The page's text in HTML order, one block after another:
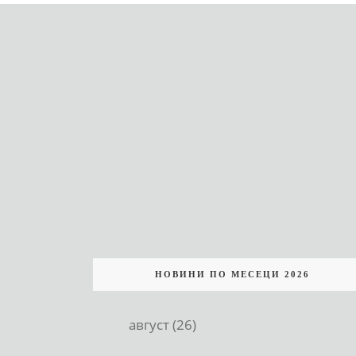
НОВИНИ ПО МЕСЕЦИ 2026
август (26)